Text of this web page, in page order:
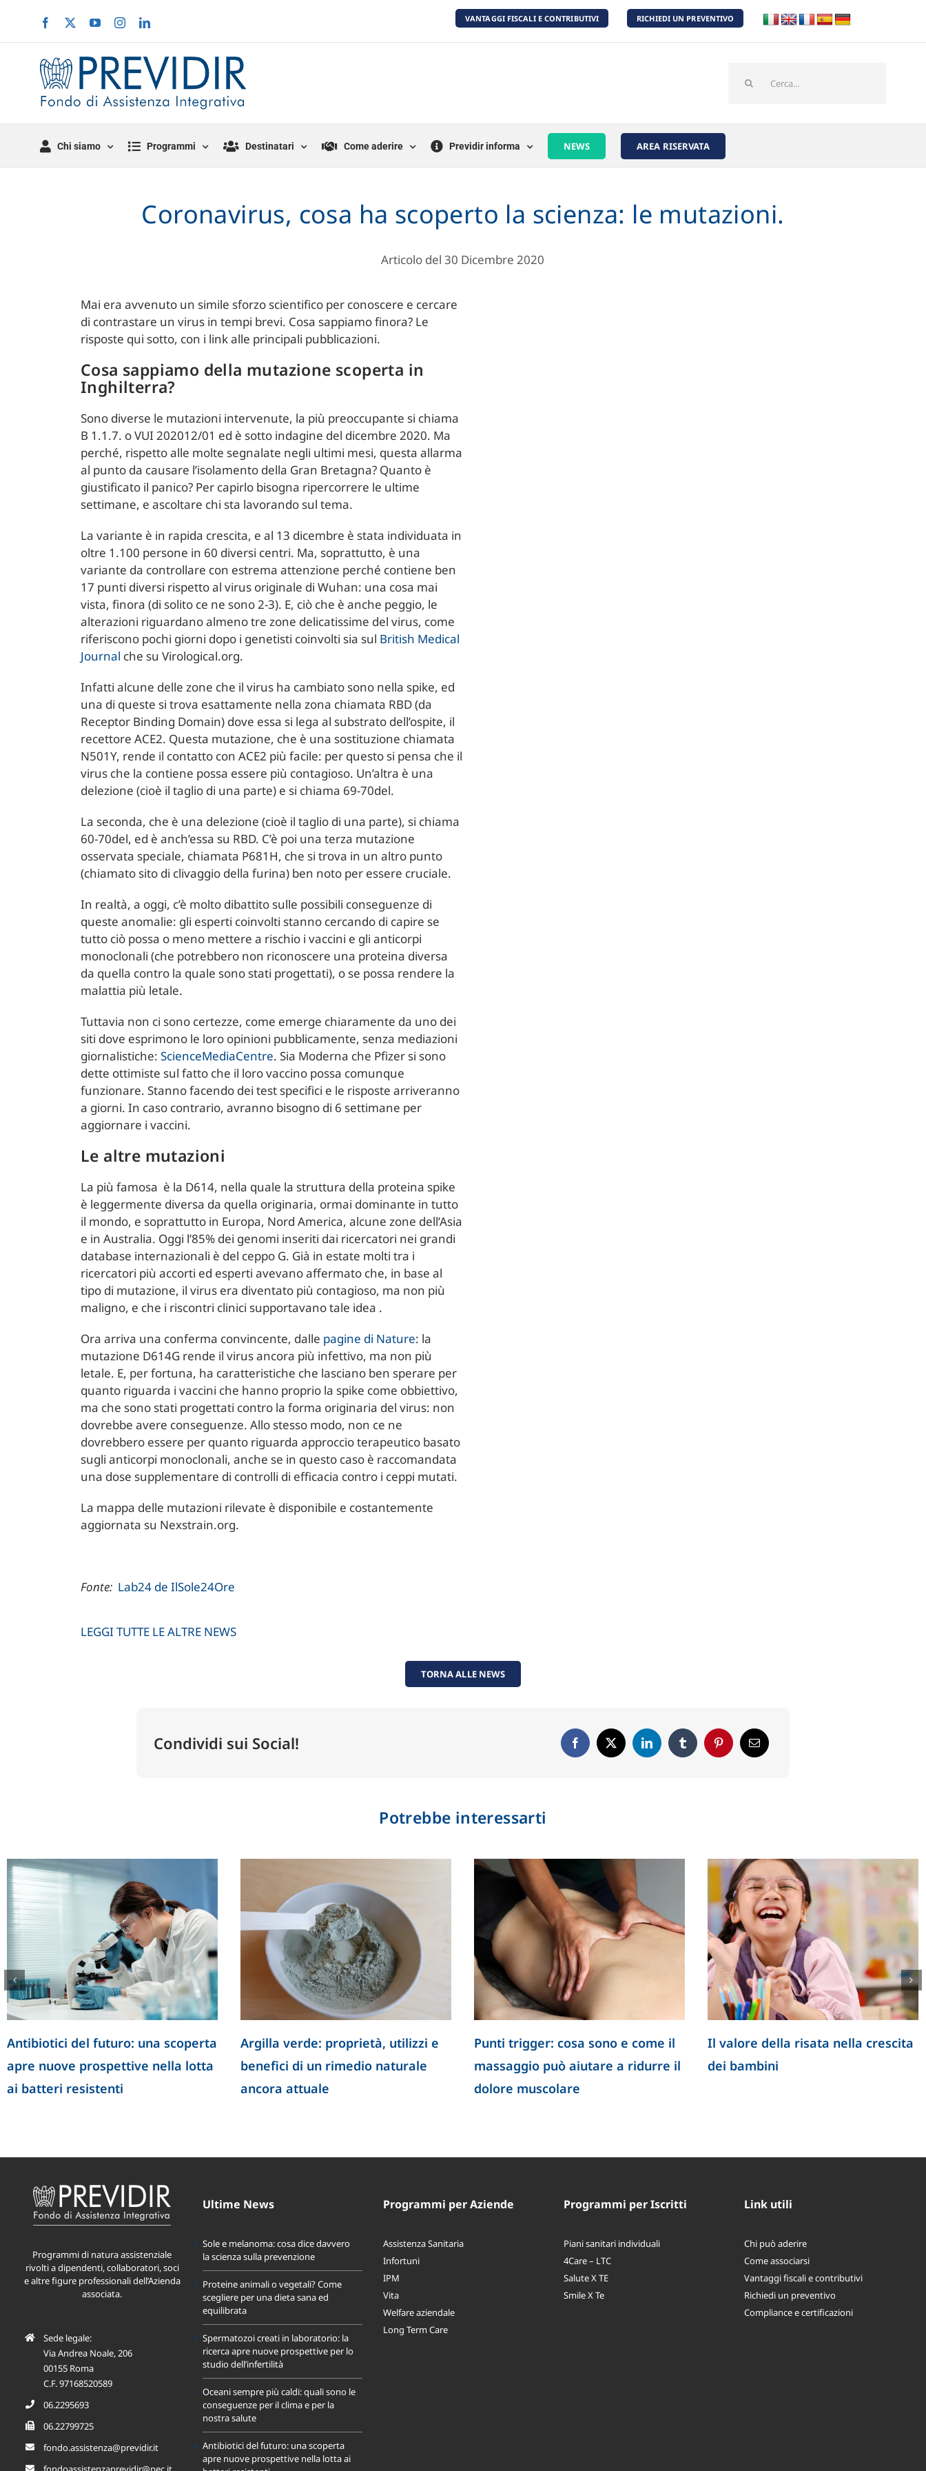
contenuto
Facebook
X YouTubeInstagramLinkedIn VANTAGGI FISCALI E CONTRIBUTIVI RICHIEDI UN PREVENTIVO
per:
Chi siamo Programmi Destinatari Come aderire Previdir informa NEWS AREA RISERVATA
Coronavirus, cosa ha scoperto la scienza: le mutazioni.
Articolo del 30 Dicembre 2020
Mai era avvenuto un simile sforzo scientifico per conoscere e cercare
di contrastare un virus in tempi brevi. Cosa sappiamo finora? Le
risposte qui sotto, con i link alle principali pubblicazioni.
Cosa sappiamo della mutazione scoperta in
Inghilterra?
Sono diverse le mutazioni intervenute, la più preoccupante si chiama
B 1.1.7. o VUI 202012/01 ed è sotto indagine del dicembre 2020. Ma
perché, rispetto alle molte segnalate negli ultimi mesi, questa allarma
al punto da causare l’isolamento della Gran Bretagna? Quanto è
giustificato il panico? Per capirlo bisogna ripercorrere le ultime
settimane, e ascoltare chi sta lavorando sul tema.
La variante è in rapida crescita, e al 13 dicembre è stata individuata in
oltre 1.100 persone in 60 diversi centri. Ma, soprattutto, è una
variante da controllare con estrema attenzione perché contiene ben
17 punti diversi rispetto al virus originale di Wuhan: una cosa mai
vista, finora (di solito ce ne sono 2-3). E, ciò che è anche peggio, le
alterazioni riguardano almeno tre zone delicatissime del virus, come
riferiscono pochi giorni dopo i genetisti coinvolti sia sul British Medical
Journal che su Virological.org.
Infatti alcune delle zone che il virus ha cambiato sono nella spike, ed
una di queste si trova esattamente nella zona chiamata RBD (da
Receptor Binding Domain) dove essa si lega al substrato dell’ospite, il
recettore ACE2. Questa mutazione, che è una sostituzione chiamata
N501Y, rende il contatto con ACE2 più facile: per questo si pensa che il
virus che la contiene possa essere più contagioso. Un’altra è una
delezione (cioè il taglio di una parte) e si chiama 69-70del.
La seconda, che è una delezione (cioè il taglio di una parte), si chiama
60-70del, ed è anch’essa su RBD. C’è poi una terza mutazione
osservata speciale, chiamata P681H, che si trova in un altro punto
(chiamato sito di clivaggio della furina) ben noto per essere cruciale.
In realtà, a oggi, c’è molto dibattito sulle possibili conseguenze di
queste anomalie: gli esperti coinvolti stanno cercando di capire se
tutto ciò possa o meno mettere a rischio i vaccini e gli anticorpi
monoclonali (che potrebbero non riconoscere una proteina diversa
da quella contro la quale sono stati progettati), o se possa rendere la
malattia più letale.
Tuttavia non ci sono certezze, come emerge chiaramente da uno dei
siti dove esprimono le loro opinioni pubblicamente, senza mediazioni
giornalistiche: ScienceMediaCentre. Sia Moderna che Pfizer si sono
dette ottimiste sul fatto che il loro vaccino possa comunque
funzionare. Stanno facendo dei test specifici e le risposte arriveranno
a giorni. In caso contrario, avranno bisogno di 6 settimane per
aggiornare i vaccini.
Le altre mutazioni
La più famosa è la D614, nella quale la struttura della proteina spike
è leggermente diversa da quella originaria, ormai dominante in tutto
il mondo, e soprattutto in Europa, Nord America, alcune zone dell’Asia
e in Australia. Oggi l’85% dei genomi inseriti dai ricercatori nei grandi
database internazionali è del ceppo G. Già in estate molti tra i
ricercatori più accorti ed esperti avevano affermato che, in base al
tipo di mutazione, il virus era diventato più contagioso, ma non più
maligno, e che i riscontri clinici supportavano tale idea .
Ora arriva una conferma convincente, dalle pagine di Nature: la
mutazione D614G rende il virus ancora più infettivo, ma non più
letale. E, per fortuna, ha caratteristiche che lasciano ben sperare per
quanto riguarda i vaccini che hanno proprio la spike come obbiettivo,
ma che sono stati progettati contro la forma originaria del virus: non
dovrebbe avere conseguenze. Allo stesso modo, non ce ne
dovrebbero essere per quanto riguarda approccio terapeutico basato
sugli anticorpi monoclonali, anche se in questo caso è raccomandata
una dose supplementare di controlli di efficacia contro i ceppi mutati.
La mappa delle mutazioni rilevate è disponibile e costantemente
aggiornata su Nexstrain.org.
Fonte: Lab24 de IlSole24Ore
LEGGI TUTTE LE ALTRE NEWS
TORNA ALLE NEWS
Condividi sui Social!
Potrebbe interessarti
Antibiotici del futuro: una scoperta
apre nuove prospettive nella lotta
ai batteri resistenti
Argilla verde: proprietà, utilizzi e
benefici di un rimedio naturale
ancora attuale
Punti trigger: cosa sono e come il
massaggio può aiutare a ridurre il
dolore muscolare
Il valore della risata nella crescita
dei bambini
Programmi di natura assistenziale
rivolti a dipendenti, collaboratori, soci
e altre figure professionali dell’Azienda
associata.
Sede legale:
Via Andrea Noale, 206
00155 Roma
C.F. 97168520589
06.2295693
06.22799725
fondo.assistenza@previdir.it
Ultime News
Sole e melanoma: cosa dice davvero
la scienza sulla prevenzione
Proteine animali o vegetali? Come
scegliere per una dieta sana ed
equilibrata
Spermatozoi creati in laboratorio: la
ricerca apre nuove prospettive per lo
studio dell’infertilità
Oceani sempre più caldi: quali sono le
conseguenze per il clima e per la
nostra salute
Antibiotici del futuro: una scoperta
apre nuove prospettive nella lotta ai
Programmi per Aziende
Assistenza Sanitaria
Infortuni
IPM
Vita
Welfare aziendale
Long Term Care
Programmi per Iscritti
Piani sanitari individuali
4Care – LTC
Salute X TE
Smile X Te
Link utili
Chi può aderire
Come associarsi
Vantaggi fiscali e contributivi
Richiedi un preventivo
Compliance e certificazioni